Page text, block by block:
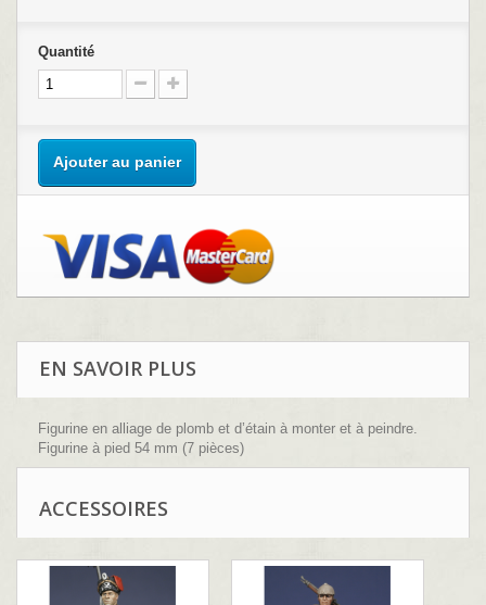
Quantité
Ajouter au panier
EN SAVOIR PLUS
Figurine en alliage de plomb et d’étain à monter et à peindre.
Figurine à pied 54 mm (7 pièces)
ACCESSOIRES